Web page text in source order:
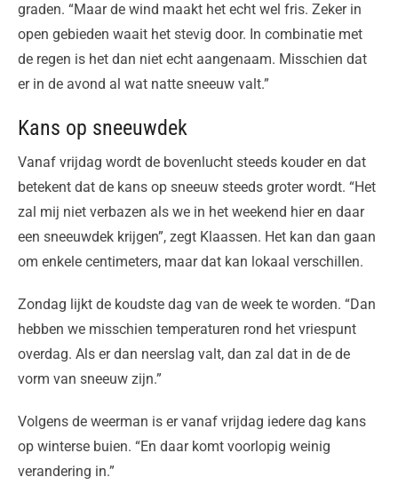
graden. “Maar de wind maakt het echt wel fris. Zeker in
open gebieden waait het stevig door. In combinatie met
de regen is het dan niet echt aangenaam. Misschien dat
er in de avond al wat natte sneeuw valt.”
Kans op sneeuwdek
Vanaf vrijdag wordt de bovenlucht steeds kouder en dat
betekent dat de kans op sneeuw steeds groter wordt. “Het
zal mij niet verbazen als we in het weekend hier en daar
een sneeuwdek krijgen”, zegt Klaassen. Het kan dan gaan
om enkele centimeters, maar dat kan lokaal verschillen.
Zondag lijkt de koudste dag van de week te worden. “Dan
hebben we misschien temperaturen rond het vriespunt
overdag. Als er dan neerslag valt, dan zal dat in de de
vorm van sneeuw zijn.”
Volgens de weerman is er vanaf vrijdag iedere dag kans
op winterse buien. “En daar komt voorlopig weinig
verandering in.”